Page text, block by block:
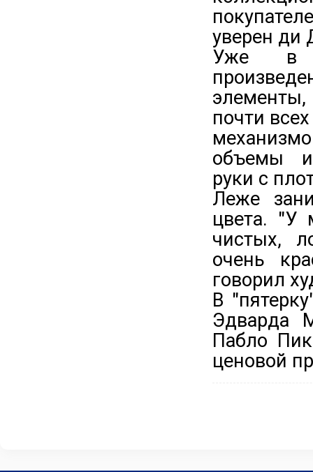
уверен ди
Уже в
почти
объемы и
руки с
Леже
цвета. "У
чистых,
очень
говорил
В
Эдварда
Пабло
ценовой